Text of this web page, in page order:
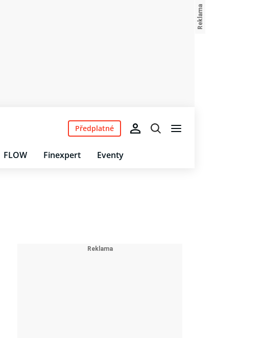
FLOW Finexpert Eventy
Předplatné